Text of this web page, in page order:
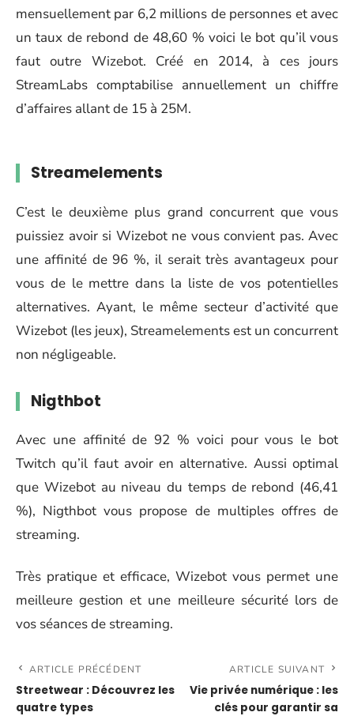
mensuellement par 6,2 millions de personnes et avec
un taux de rebond de 48,60 % voici le bot qu’il vous
faut outre Wizebot. Créé en 2014, à ces jours
StreamLabs comptabilise annuellement un chiffre
d’affaires allant de 15 à 25M.
Streamelements
C’est le deuxième plus grand concurrent que vous
puissiez avoir si Wizebot ne vous convient pas. Avec
une affinité de 96 %, il serait très avantageux pour
vous de le mettre dans la liste de vos potentielles
alternatives. Ayant, le même secteur d’activité que
Wizebot (les jeux), Streamelements est un concurrent
non négligeable.
Nigthbot
Avec une affinité de 92 % voici pour vous le bot
Twitch qu’il faut avoir en alternative. Aussi optimal
que Wizebot au niveau du temps de rebond (46,41
%), Nigthbot vous propose de multiples offres de
streaming.
Très pratique et efficace, Wizebot vous permet une
meilleure gestion et une meilleure sécurité lors de
vos séances de streaming.
ARTICLE PRÉCÉDENT
Streetwear : Découvrez les
quatre types
ARTICLE SUIVANT
Vie privée numérique : les
clés pour garantir sa